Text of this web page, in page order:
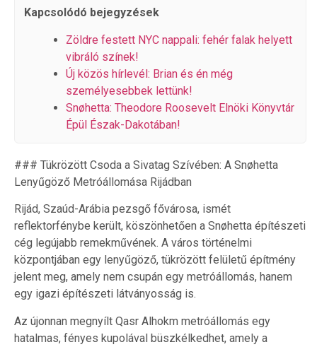
Kapcsolódó bejegyzések
Zöldre festett NYC nappali: fehér falak helyett
vibráló színek!
Új közös hírlevél: Brian és én még
személyesebbek lettünk!
Snøhetta: Theodore Roosevelt Elnöki Könyvtár
Épül Észak-Dakotában!
### Tükrözött Csoda a Sivatag Szívében: A Snøhetta
Lenyűgöző Metróállomása Rijádban
Rijád, Szaúd-Arábia pezsgő fővárosa, ismét
reflektorfénybe került, köszönhetően a Snøhetta építészeti
cég legújabb remekművének. A város történelmi
központjában egy lenyűgöző, tükrözött felületű építmény
jelent meg, amely nem csupán egy metróállomás, hanem
egy igazi építészeti látványosság is.
Az újonnan megnyílt Qasr Alhokm metróállomás egy
hatalmas, fényes kupolával büszkélkedhet, amely a